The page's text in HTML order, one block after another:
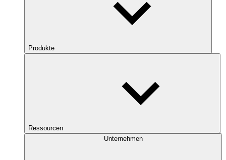
Produkte
Ressourcen
Unternehmen